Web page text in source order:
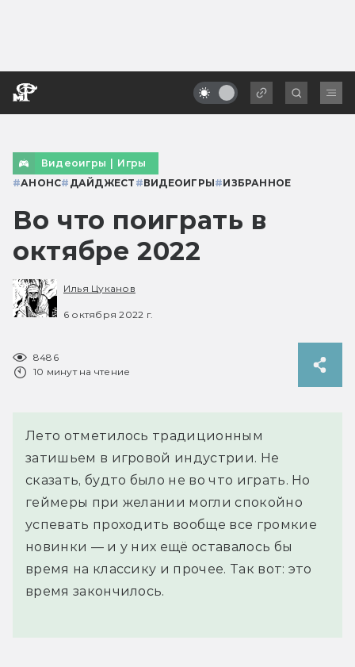
Видеоигры | Игры
#АНОНС# ДАЙДЖЕСТ #ВИДЕОИГРЫ#ИЗБРАННОЕ
Во что поиграть в
октябре 2022
Илья Цуканов
6 октября 2022 г.
8486
10 минут на чтение
Лето отметилось традиционным
затишьем в игровой индустрии. Не
сказать, будто было не во что играть. Но
геймеры при желании могли спокойно
успевать проходить вообще все громкие
новинки — и у них ещё оставалось бы
время на классику и прочее. Так вот: это
время закончилось.